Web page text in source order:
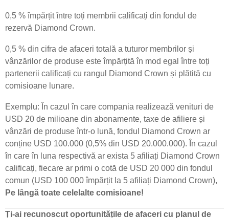
0,5 % împărțit între toți membrii calificați din fondul de
rezervă Diamond Crown.
0,5 % din cifra de afaceri totală a tuturor membrilor și
vânzărilor de produse este împărțită în mod egal între toți
partenerii calificați cu rangul Diamond Crown și plătită cu
comisioane lunare.
Exemplu: În cazul în care compania realizează venituri de
USD 20 de milioane din abonamente, taxe de afiliere și
vânzări de produse într-o lună, fondul Diamond Crown ar
conține USD 100.000 (0,5% din USD 20.000.000). În cazul
în care în luna respectivă ar exista 5 afiliați Diamond Crown
calificați, fiecare ar primi o cotă de USD 20 000 din fondul
comun (USD 100 000 împărțit la 5 afiliați Diamond Crown),
Pe lângă toate celelalte comisioane!
Ți-ai recunoscut oportunitățile de afaceri cu planul de